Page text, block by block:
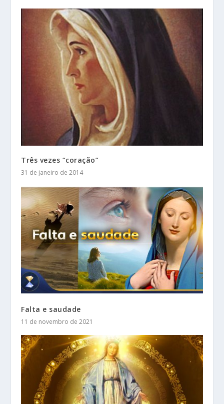
Três vezes “coração”
31 de janeiro de 2014
Falta e saudade
11 de novembro de 2021